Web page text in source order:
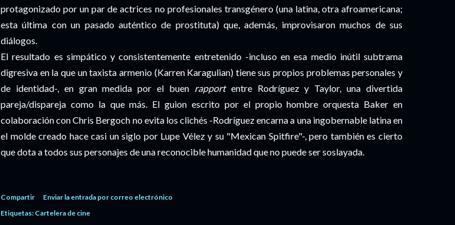
protagonizado por un par de actrices no profesionales transgénero (una latina, otra afroamericana;
esta última con un pasado auténtico de prostituta) que, además, improvisaron muchos de sus
diálogos.
El resultado es simpático y consistentemente entretenido -incluso en esa medio inútil subtrama
digresiva en la que un taxista armenio (Karren Karagulian) tiene sus propios problemas personales y
de identidad-, en gran medida por el buen rapportentre Rodríguez y Taylor, una divertida
pareja/dispareja como la que más. El guion escrito por el propio hombre orquesta Baker en
colaboración con Chris Bergoch no evita los clichés -Rodríguez encarna a una ingobernable latina en
el molde creado hace casi un siglo por Lupe Vélez y su "Mexican Spitfire"-, pero también es cierto
que dota a todos sus personajes de una reconocible humanidad que no puede ser soslayada.
Compartir
Enviar la entrada por correo electrónico
Etiquetas: Cartelera de cine